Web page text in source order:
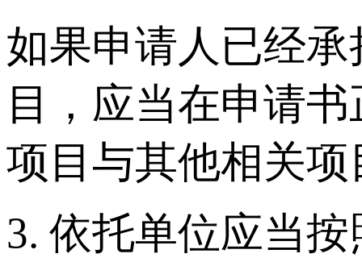
如果申请人已经
目，应当在申请
项目与其他相关
3. 依托单位应当